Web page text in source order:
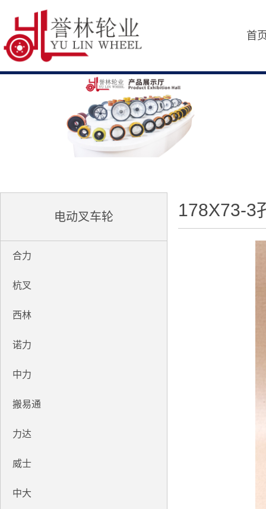
首
电动叉车轮
合力
杭叉
西林
诺力
中力
搬易通
力达
威士
中大
178X73-3